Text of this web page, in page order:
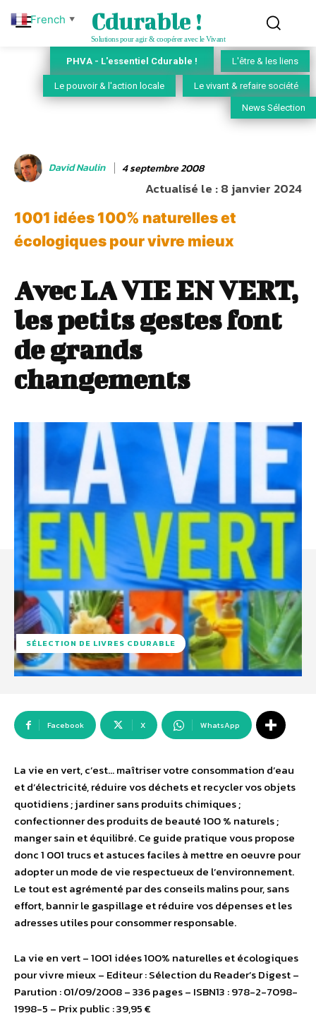
Cdurable !
Solutions pour agir & coopérer avec le Vivant
PHVA - L'essentiel Cdurable ! L'être & les liens
Le pouvoir & l'action locale Le vivant & refaire société
News Sélection
David Naulin 4 septembre 2008
Actualisé le :8 janvier 2024
1001 idées 100% naturelles et
écologiques pour vivre mieux
Avec LA VIE EN VERT,
les petits gestes font
de grands
changements
SÉLECTION DE LIVRES CDURABLE
Facebook X WhatsApp
La vie en vert, c’est… maîtriser votre consommation d’eau
et d’électricité, réduire vos déchets et recycler vos objets
quotidiens ; jardiner sans produits chimiques ;
confectionner des produits de beauté 100 % naturels ;
manger sain et équilibré. Ce guide pratique vous propose
donc 1 001 trucs et astuces faciles à mettre en oeuvre pour
adopter un mode de vie respectueux de l’environnement.
Le tout est agrémenté par des conseils malins pour, sans
effort, bannir le gaspillage et réduire vos dépenses et les
adresses utiles pour consommer responsable.
La vie en vert – 1001 idées 100% naturelles et écologiques
pour vivre mieux – Editeur : Sélection du Reader’s Digest –
Parution : 01/09/2008 – 336 pages – ISBN13 : 978-2-7098-
1998-5 – Prix public : 39,95 €
French ▼